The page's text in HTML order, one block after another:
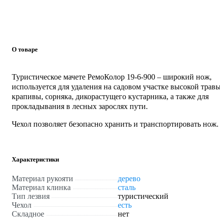
О товаре
Туристическое мачете РемоКолор 19-6-900 – широкий нож,
используется для удаления на садовом участке высокой
крапивы, сорняка, дикорастущего кустарника, а также для
прокладывания в лесных зарослях пути.
Чехол позволяет безопасно хранить и транспортировать нож.
Характеристики
Материал рукояти
дерево
Материал клинка
сталь
Тип лезвия
туристический
Чехол
есть
Складное
нет